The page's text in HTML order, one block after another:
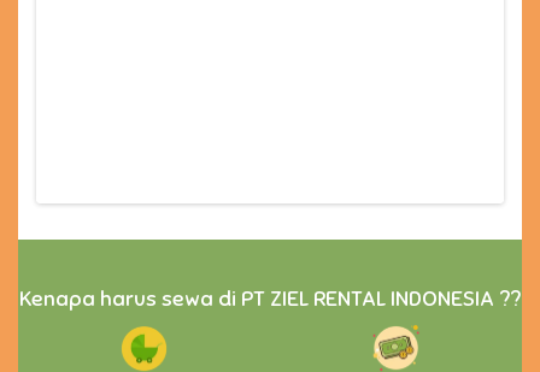
Kenapa harus sewa di PT ZIEL RENTAL INDONESIA ??